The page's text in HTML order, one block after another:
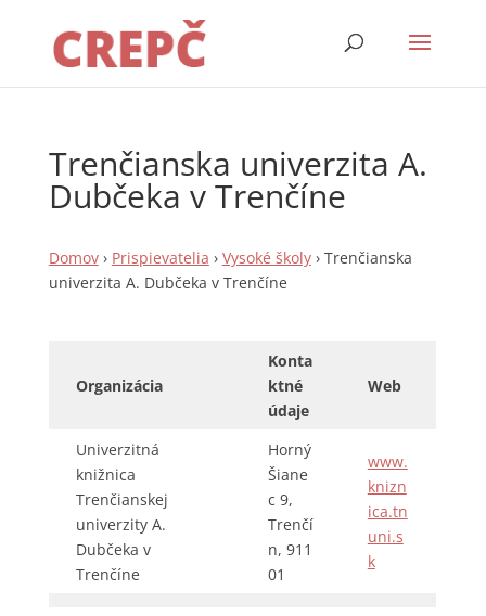
Trenčianska univerzita A.
Dubčeka v Trenčíne
Domov › Prispievatelia › Vysoké školy ›Trenčianska
univerzita A. Dubčeka v Trenčíne
Organizácia
Konta
ktné
údaje
Web
Univerzitná
knižnica
Trenčianskej
univerzity A.
Dubčeka v
Trenčíne
Horný
Šiane
c 9,
Trenčí
n, 911
01
www.
knizn
ica.tn
uni.s
k